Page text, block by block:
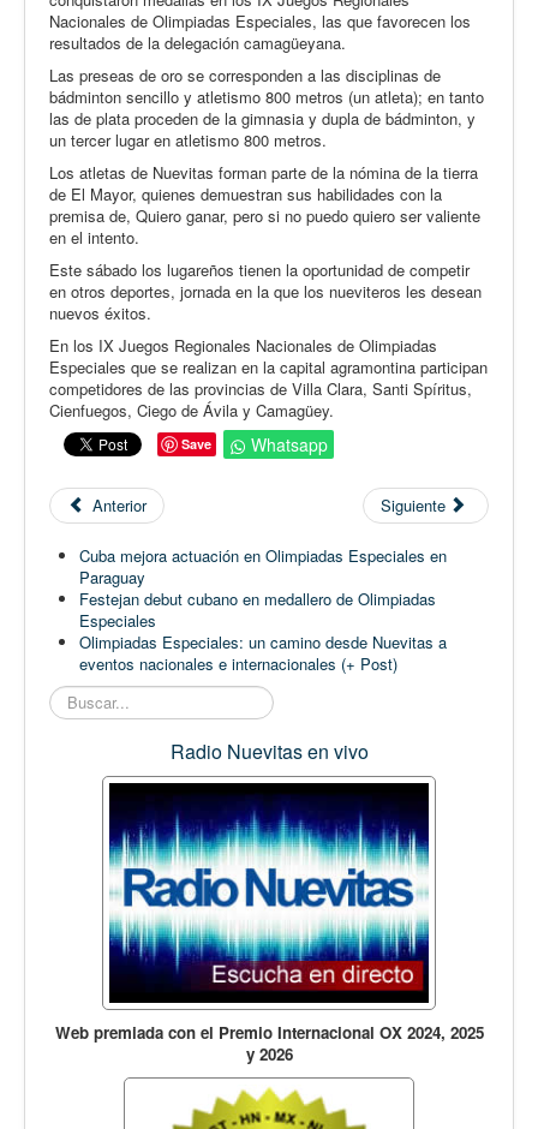
Nacionales de Olimpiadas Especiales, las que favorecen los
resultados de la delegación camagüeyana.
Las preseas de oro se corresponden a las disciplinas de
bádminton sencillo y atletismo 800 metros (un atleta); en tanto
las de plata proceden de la gimnasia y dupla de bádminton, y
un tercer lugar en atletismo 800 metros.
Los atletas de Nuevitas forman parte de la nómina de la tierra
de El Mayor, quienes demuestran sus habilidades con la
premisa de, Quiero ganar, pero si no puedo quiero ser valiente
en el intento.
Este sábado los lugareños tienen la oportunidad de competir
en otros deportes, jornada en la que los nueviteros les desean
nuevos éxitos.
En los IX Juegos Regionales Nacionales de Olimpiadas
Especiales que se realizan en la capital agramontina participan
competidores de las provincias de Villa Clara, Santi Spíritus,
Cienfuegos, Ciego de Ávila y Camagüey.
Save Whatsapp
Anterior Siguiente
Cuba mejora actuación en Olimpiadas Especiales en
Paraguay
Festejan debut cubano en medallero de Olimpiadas
Especiales
Olimpiadas Especiales: un camino desde Nuevitas a
eventos nacionales e internacionales (+ Post)
Buscar...
Radio Nuevitas en vivo
Web premiada con el Premio Internacional OX 2024, 2025
y 2026